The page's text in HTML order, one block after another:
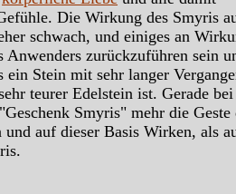
Die Wirkung des Smyris
schwach, und einiges an
Anwenders zurückzuführen sein
ein Stein mit sehr langer
teurer Edelstein ist. Gerade
Smyris" mehr die Geste
auf dieser Basis Wirken, als